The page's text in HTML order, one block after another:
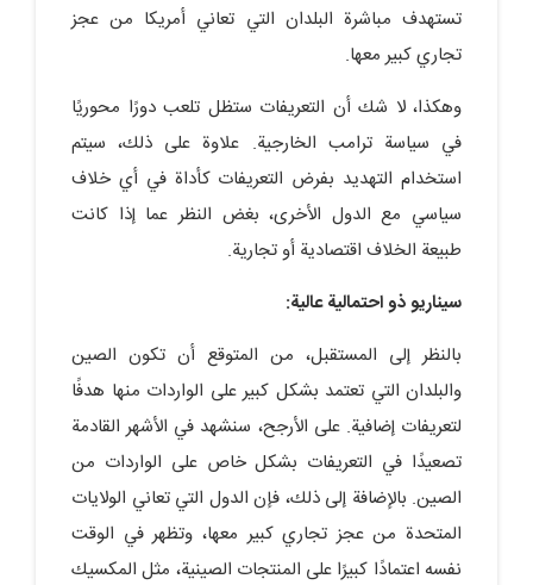
تستهدف مباشرة البلدان التي تعاني أمريكا من عجز
تجاري كبير معها.
وهكذا، لا شك أن التعريفات ستظل تلعب دورًا محوريًا
في سياسة ترامب الخارجية. علاوة على ذلك، سيتم
استخدام التهديد بفرض التعريفات كأداة في أي خلاف
سياسي مع الدول الأخرى، بغض النظر عما إذا كانت
طبيعة الخلاف اقتصادية أو تجارية.
سيناريو ذو احتمالية عالية:
بالنظر إلى المستقبل، من المتوقع أن تكون الصين
والبلدان التي تعتمد بشكل كبير على الواردات منها هدفًا
لتعريفات إضافية. على الأرجح، سنشهد في الأشهر القادمة
تصعيدًا في التعريفات بشكل خاص على الواردات من
الصين. بالإضافة إلى ذلك، فإن الدول التي تعاني الولايات
المتحدة من عجز تجاري كبير معها، وتظهر في الوقت
نفسه اعتمادًا كبيرًا على المنتجات الصينية، مثل المكسيك